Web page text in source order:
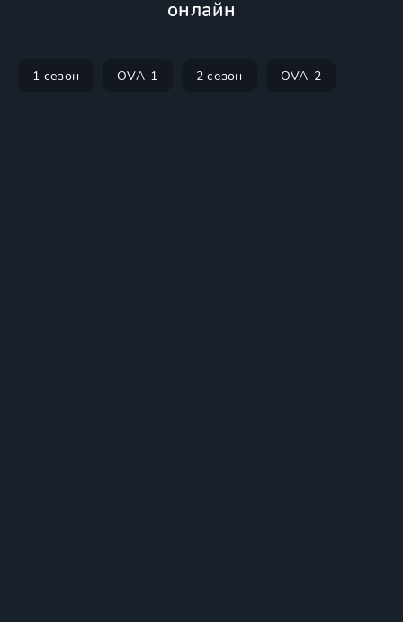
онлайн
1 сезон OVA-1 2 сезон OVA-2